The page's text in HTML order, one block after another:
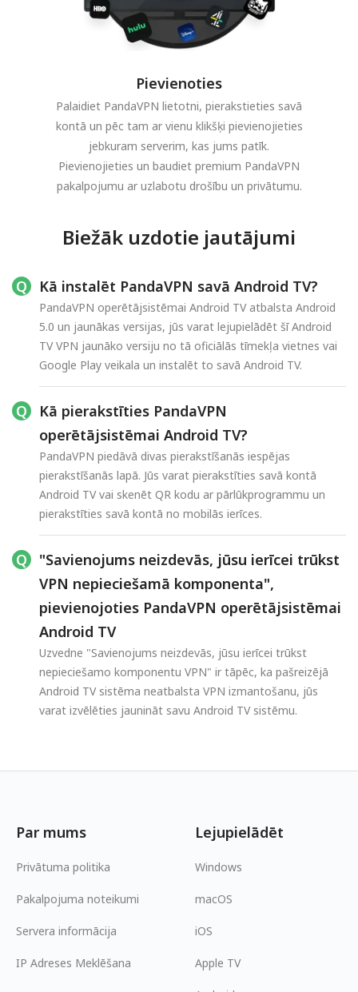
Pievienoties
Palaidiet PandaVPN lietotni, pierakstieties savā
kontā un pēc tam ar vienu klikšķi pievienojieties
jebkuram serverim, kas jums patīk.
Pievienojieties un baudiet premium PandaVPN
pakalpojumu ar uzlabotu drošību un privātumu.
Biežāk uzdotie jautājumi
Kā instalēt PandaVPN savā Android TV?
PandaVPN operētājsistēmai Android TV atbalsta Android
5.0 un jaunākas versijas, jūs varat lejupielādēt šī Android
TV VPN jaunāko versiju no tā oficiālās tīmekļa vietnes vai
Google Play veikala un instalēt to savā Android TV.
Kā pierakstīties PandaVPN
operētājsistēmai Android TV?
PandaVPN piedāvā divas pierakstīšanās iespējas
pierakstīšanās lapā. Jūs varat pierakstīties savā kontā
Android TV vai skenēt QR kodu ar pārlūkprogrammu un
pierakstīties savā kontā no mobilās ierīces.
"Savienojums neizdevās, jūsu ierīcei trūkst
VPN nepieciešamā komponenta",
pievienojoties PandaVPN operētājsistēmai
Android TV
Uzvedne "Savienojums neizdevās, jūsu ierīcei trūkst
nepieciešamo komponentu VPN" ir tāpēc, ka pašreizējā
Android TV sistēma neatbalsta VPN izmantošanu, jūs
varat izvēlēties jaunināt savu Android TV sistēmu.
Par mums
Privātuma politika
Pakalpojuma noteikumi
Servera informācija
IP Adreses Meklēšana
Lejupielādēt
Windows
macOS
iOS
Apple TV